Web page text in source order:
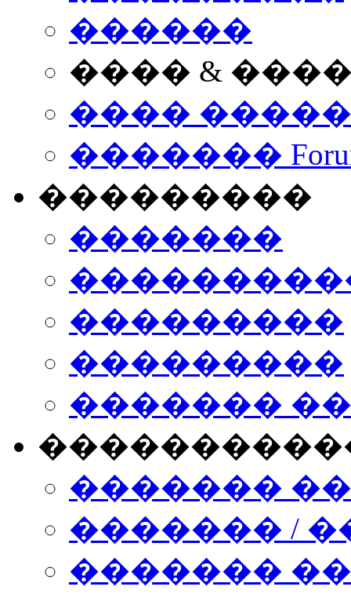
������
���� &
����
�������
���������
�������
���������
���������
�������
�������
������� /
�������